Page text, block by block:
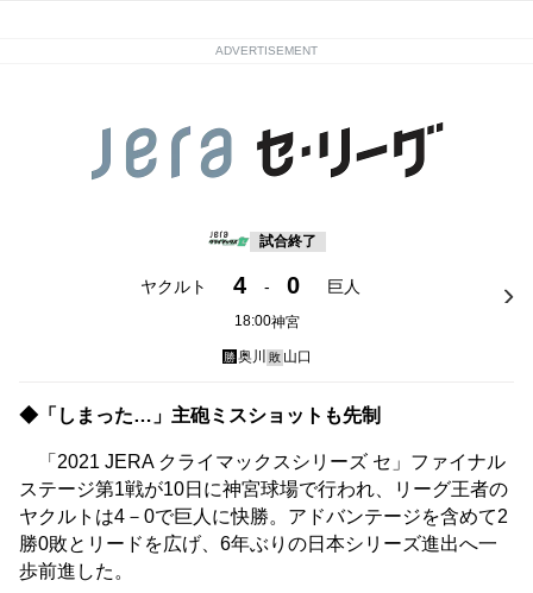
ADVERTISEMENT
試合終了
ヤクルト 4 - 0 巨人
18:00神宮
勝奥川 敗 山口
◆「しまった…」主砲ミスショットも先制
「2021 JERA クライマックスシリーズ セ」ファイナル
ステージ第1戦が10日に神宮球場で行われ、リーグ王者の
ヤクルトは4－0で巨人に快勝。アドバンテージを含めて2
勝0敗とリードを広げ、6年ぶりの日本シリーズ進出へ一
歩前進した。